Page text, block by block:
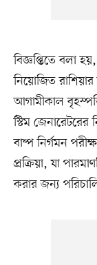
বিজ্ঞপ্তিতে বলা
নিয়োজিত রাশিয়ার
আগামীকাল
স্টিম জেনারেটরের
বাষ্প নির্গমন
প্রক্রিয়া, যা
করার জন্য